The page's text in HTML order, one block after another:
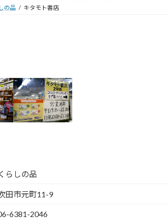
の品 キタモト書店
らしの品
田市元町11-9
6381-2046